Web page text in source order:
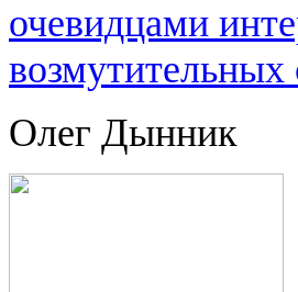
очевидцами
возмутительных
Олег Дынник